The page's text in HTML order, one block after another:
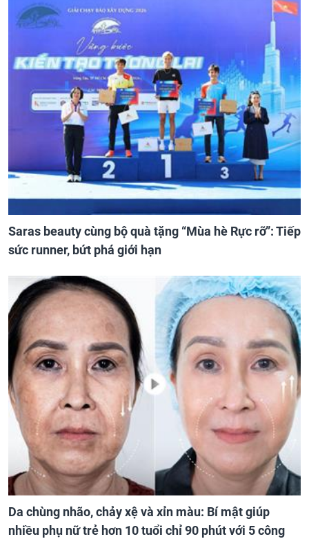
Saras beauty cùng bộ quà tặng “Mùa hè Rực rỡ”: Tiếp
sức runner, bứt phá giới hạn
Da chùng nhão, chảy xệ và xỉn màu: Bí mật giúp
nhiều phụ nữ trẻ hơn 10 tuổi chỉ 90 phút với 5 công